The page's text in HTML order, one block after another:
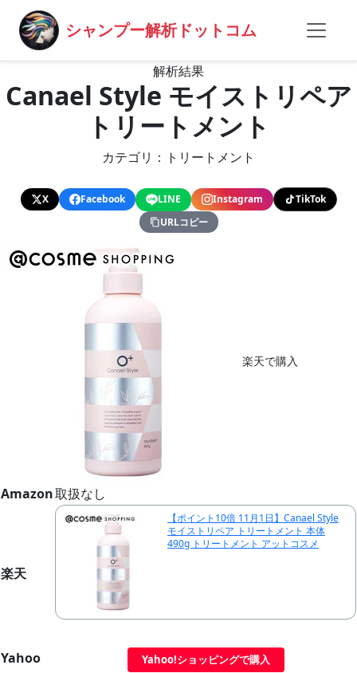
シャンプー解析ドットコム
解析結果
Canael Style モイストリペア
トリートメント
カテゴリ：トリートメント
X Facebook LINE Instagram
TikTok
URLコピー
楽天で購入
Amazon取扱なし
楽天
【ポイント10倍 11月1日】Canael Style
モイストリペア トリートメント 本体
490g トリートメント アットコスメ
Yahoo Yahoo!ショッピングで購入